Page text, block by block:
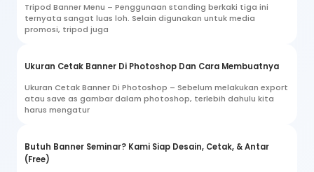
Tripod Banner Menu – Penggunaan standing berkaki tiga ini
ternyata sangat luas loh. Selain digunakan untuk media
promosi, tripod juga
Ukuran Cetak Banner Di Photoshop Dan Cara Membuatnya
Ukuran Cetak Banner Di Photoshop – Sebelum melakukan export
atau save as gambar dalam photoshop, terlebih dahulu kita
harus mengatur
Butuh Banner Seminar? Kami Siap Desain, Cetak, & Antar
(Free)